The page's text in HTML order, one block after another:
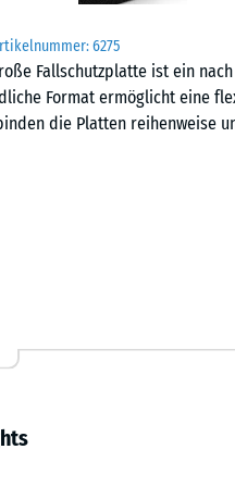
6275
Fallschutzplatte ist ein
Format ermöglicht eine
die Platten reihenweise
kommt überall dort zum
PU-gebundenem ELT-